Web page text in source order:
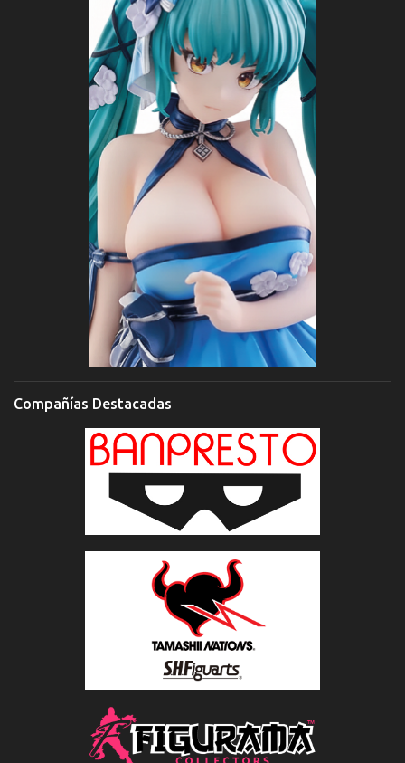
Compañías Destacadas